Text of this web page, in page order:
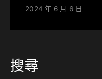
2024 年 6 月 6 日
搜尋